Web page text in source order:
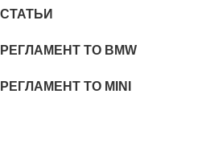
СТАТЬИ
РЕГЛАМЕНТ ТО BMW
РЕГЛАМЕНТ ТО MINI